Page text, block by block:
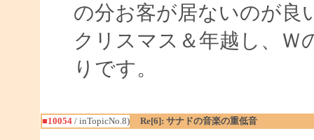
の分お客が居ないのが良
クリスマス＆年越し、Ｗ
りです。
■10054/ inTopicNo.8) Re[6]: サナドの音楽の重低音